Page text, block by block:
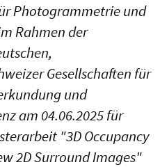
Photogrammetrie und
Rahmen der
Gesellschaften für
und
am 04.06.2025 für
"3D Occupancy
2D Surround Images"